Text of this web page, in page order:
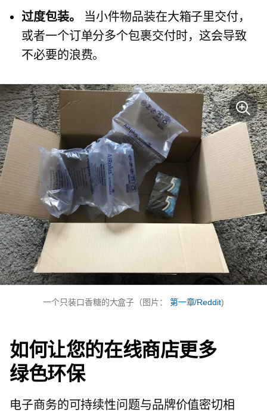
过度包装。
当小件物品装在大箱子里交付，
或者一个订单分多个包裹交付时，这会导致
不必要的浪费。
一个只装口香糖的大盒子（图片： 第一章/Reddit)
如何让您的在线商店更多
绿色环保
电子商务的可持续性问题与品牌价值密切相